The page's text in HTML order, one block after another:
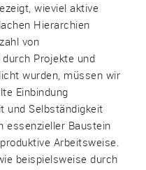
wieviel aktive
Hierarchien
von
Projekte und
wurden, müssen wir
Einbindung
und Selbständigkeit
essenzieller Baustein
Arbeitsweise.
beispielsweise durch